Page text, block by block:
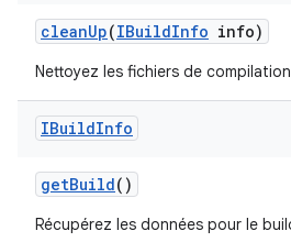
cleanUp(IBuildInfo info)
Nettoyez les fichiers de
IBuildInfo
getBuild()
Récupérez les données pour le